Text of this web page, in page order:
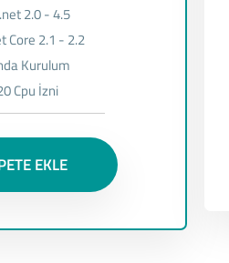
2.0 - 4.5
Core 2.1 - 2.2
Kurulum
Cpu İzni
EKLE